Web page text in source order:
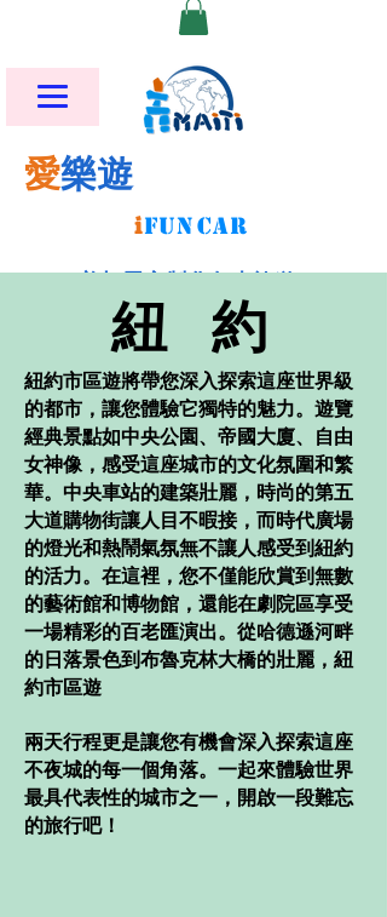
愛樂遊
iFUNCAR
紐 約
紐約市區遊將帶您深入探索這座世界級
的都市，讓您體驗它獨特的魅力。遊覽
經典景點如中央公園、帝國大廈、自由
女神像，感受這座城市的文化氛圍和繁
華。中央車站的建築壯麗，時尚的第五
大道購物街讓人目不暇接，而時代廣場
的燈光和熱鬧氣氛無不讓人感受到紐約
的活力。在這裡，您不僅能欣賞到無數
的藝術館和博物館，還能在劇院區享受
一場精彩的百老匯演出。從哈德遜河畔
的日落景色到布魯克林大橋的壯麗，紐
約市區遊
兩天行程更是讓您有機會深入探索這座
不夜城的每一個角落。一起來體驗世界
最具代表性的城市之一，開啟一段難忘
的旅行吧！